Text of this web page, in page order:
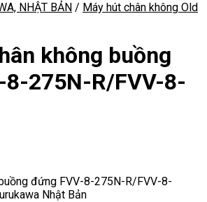
NHẬT BẢN / Máy hút chân không Old
không buồng
8-275N-R/FVV-8-
đứng FVV-8-275N-R/FVV-8-
Nhật Bản